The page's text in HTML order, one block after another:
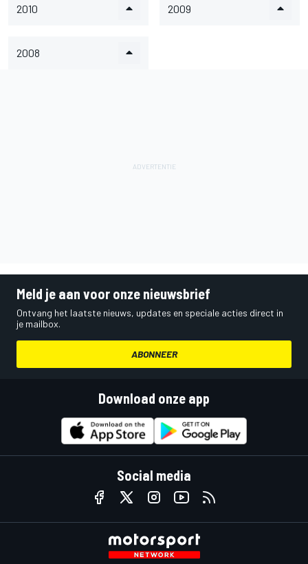
2010 2009
2008
Meld je aan voor onze nieuwsbrief
Ontvang het laatste nieuws, updates en speciale acties direct in
je mailbox.
ABONNEER
Download onze app
Social media